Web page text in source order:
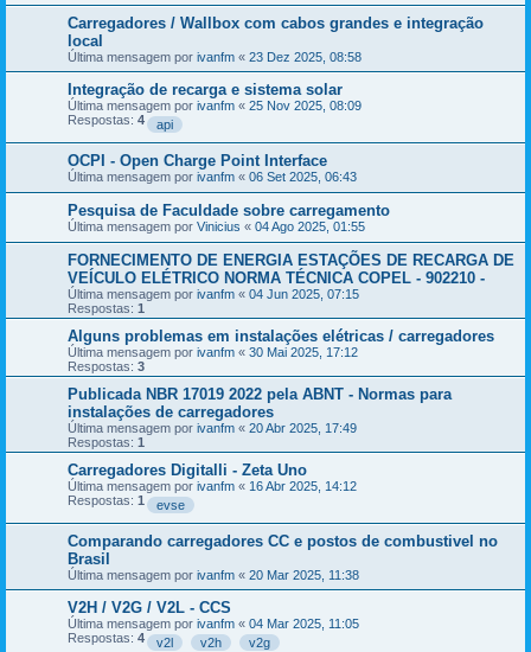
Carregadores / Wallbox com cabos grandes e integração
local
Última mensagem por ivanfm « 23 Dez 2025, 08:58
Integração de recarga e sistema solar
Última mensagem por ivanfm « 25 Nov 2025, 08:09
Respostas: 4 api
OCPI - Open Charge Point Interface
Última mensagem por ivanfm « 06 Set 2025, 06:43
Pesquisa de Faculdade sobre carregamento
Última mensagem por Vinicius « 04 Ago 2025, 01:55
FORNECIMENTO DE ENERGIA ESTAÇÕES DE RECARGA DE
VEÍCULO ELÉTRICO NORMA TÉCNICA COPEL - 902210 -
Última mensagem por ivanfm « 04 Jun 2025, 07:15
Respostas: 1
Alguns problemas em instalações elétricas / carregadores
Última mensagem por ivanfm « 30 Mai 2025, 17:12
Respostas: 3
Publicada NBR 17019 2022 pela ABNT - Normas para
instalações de carregadores
Última mensagem por ivanfm « 20 Abr 2025, 17:49
Respostas: 1
Carregadores Digitalli - Zeta Uno
Última mensagem por ivanfm « 16 Abr 2025, 14:12
Respostas: 1 evse
Comparando carregadores CC e postos de combustivel no
Brasil
Última mensagem por ivanfm « 20 Mar 2025, 11:38
V2H / V2G / V2L - CCS
Última mensagem por ivanfm « 04 Mar 2025, 11:05
Respostas: 4 v2l v2h v2g